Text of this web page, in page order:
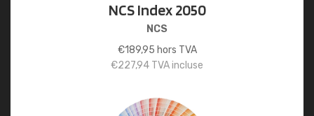
NCS Index 2050
NCS
€189,95 hors TVA
€227,94 TVA incluse